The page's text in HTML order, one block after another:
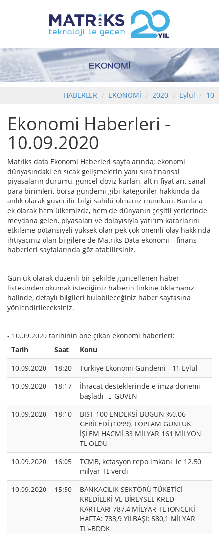
HABERLER EKONOMİ 2020 Eylül 10
Ekonomi Haberleri -
10.09.2020
Matriks data Ekonomi Haberleri sayfalarında; ekonomi
dünyasındaki en sıcak gelişmelerin yanı sıra finansal
piyasaların durumu, güncel döviz kurları, altın fiyatları, sanal
para birimleri, borsa gündemi gibi kategoriler hakkında da
anlık olarak güvenilir bilgi sahibi olmanız mümkün. Bunlara
ek olarak hem ülkemizde, hem de dünyanın çeşitli yerlerinde
meydana gelen, piyasaları ve dolayısıyla yatırım kararlarını
etkileme potansiyeli yüksek olan pek çok önemli olay hakkında
ihtiyacınız olan bilgilere de Matriks Data ekonomi – finans
haberleri sayfalarında göz atabilirsiniz.
Günlük olarak düzenli bir şekilde güncellenen haber
listesinden okumak istediğiniz haberin linkine tıklamanız
halinde, detaylı bilgileri bulabileceğiniz haber sayfasına
yönlendirileceksiniz.
- 10.09.2020 tarihinin öne çıkan ekonomi haberleri:
Tarih
Saat
Konu
10.09.2020
18:20
Türkiye Ekonomi Gündemi - 11 Eylül
10.09.2020
18:17
İhracat desteklerinde e-imza dönemi
başladı -E-GÜVEN
10.09.2020
18:10
BIST 100 ENDEKSİ BUGÜN %0.06
GERİLEDİ (1099), TOPLAM GÜNLÜK
İŞLEM HACMİ 33 MİLYAR 161 MİLYON
TL OLDU
10.09.2020
16:05
TCMB, kotasyon repo imkanı ile 12.50
milyar TL verdi
10.09.2020
15:50
BANKACILIK SEKTÖRÜ TÜKETİCİ
KREDİLERİ VE BİREYSEL KREDİ
KARTLARI 787,4 MİLYAR TL (ÖNCEKİ
HAFTA: 783,9 YILBAŞI: 580,1 MİLYAR
TL)-BDDK